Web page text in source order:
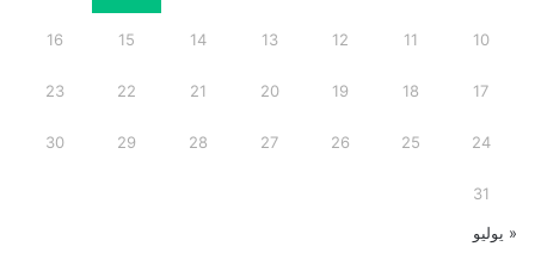
10
11
12
13
14
15
16
17
18
19
20
21
22
23
24
25
26
27
28
29
30
31
« يوليو